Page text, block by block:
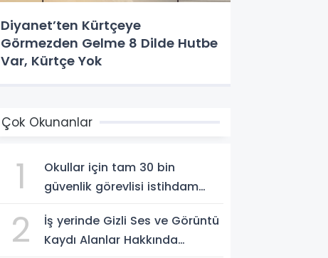
Diyanet’ten Kürtçeye
Görmezden Gelme 8 Dilde Hutbe
Var, Kürtçe Yok
Çok Okunanlar
1
Okullar için tam 30 bin
güvenlik görevlisi istihdam
2
İş yerinde Gizli Ses ve Görüntü
Kaydı Alanlar Hakkında